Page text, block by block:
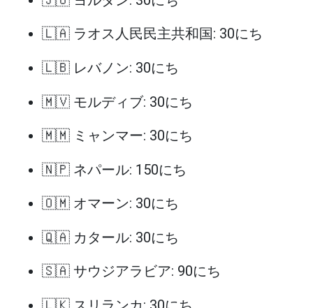
🇱🇦 ラオス人民民主共和国: 30にち
🇱🇧 レバノン: 30にち
🇲🇻 モルディブ: 30にち
🇲🇲 ミャンマー: 30にち
🇳🇵 ネパール: 150にち
🇴🇲 オマーン: 30にち
🇶🇦 カタール: 30にち
🇸🇦 サウジアラビア: 90にち